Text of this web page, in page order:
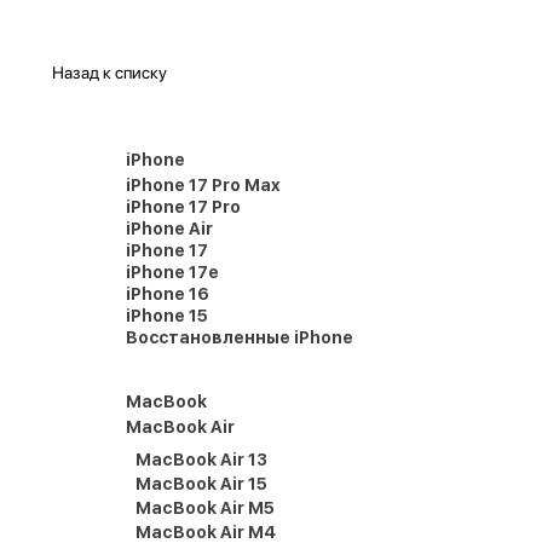
Назад к списку
iPhone
iPhone 17 Pro Max
iPhone 17 Pro
iPhone Air
iPhone 17
iPhone 17e
iPhone 16
iPhone 15
Восстановленные iPhone
MacBook
MacBook Air
MacBook Air 13
MacBook Air 15
MacBook Air M5
MacBook Air M4